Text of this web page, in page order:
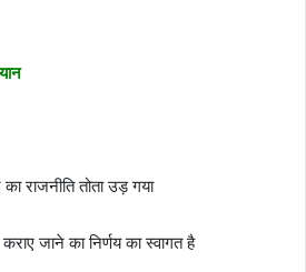
राजनीति तोता उड़ गया
जाने का निर्णय का स्वागत है